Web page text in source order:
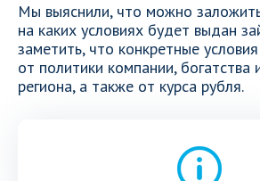
Мы выяснили, что можно
на каких условиях будет выдан
заметить, что конкретные
от политики компании, богатства
региона, а также от курса рубля.